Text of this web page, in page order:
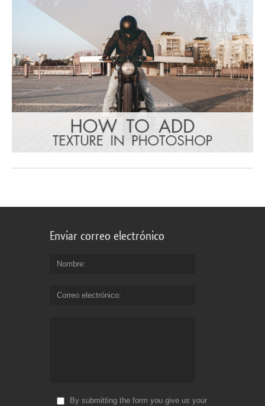
Enviar correo electrónico
Nombre
Correo electrónico
By submitting the form you give us your